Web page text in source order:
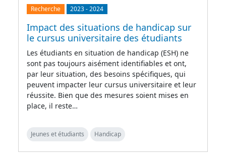
Recherche 2023-2024
Impact des situations de handicap sur
le cursus universitaire des étudiants
Les étudiants en situation de handicap (ESH) ne
sont pas toujours aisément identifiables et ont,
par leur situation, des besoins spécifiques, qui
peuvent impacter leur cursus universitaire et leur
réussite. Bien que des mesures soient mises en
place, il reste…
Jeunes et étudiants Handicap